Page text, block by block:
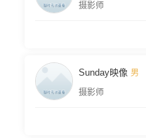
摄影师
Sunday映像 男
摄影师